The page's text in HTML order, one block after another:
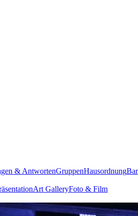
& AntwortenGruppenHausordnung
Art GalleryFoto & Film